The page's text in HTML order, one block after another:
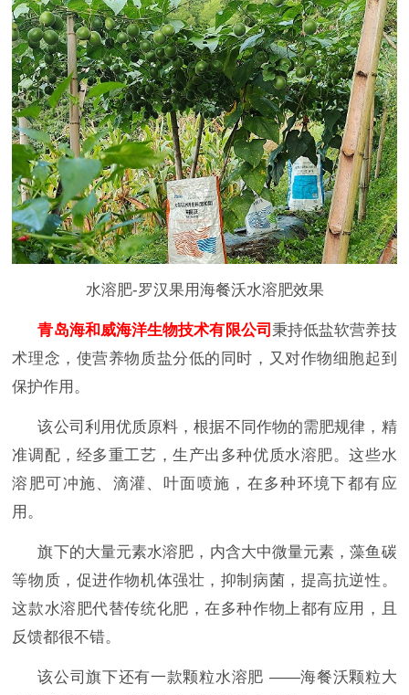
水溶肥-罗汉果用海餐沃水溶肥效果
青岛海和威海洋生物技术有限公司 秉持低盐软营养技
术理念，使营养物质盐分低的同时，又对作物细胞起到
保护作用 。
该公司利用优质原料，根据不同作物的需肥规律，精
准调配，经多重工艺，生产出多种优质水溶肥。这些水
溶肥可冲施、滴灌、叶面喷施，在多种环境下都有应
用 。
旗下的大量元素水溶肥 ，内含大中微量元素，藻鱼碳
等物质，促进作物机体强壮，抑制病菌，提高抗逆性。
这款水溶肥代替传统化肥，在多种作物上都有应用，且
反馈都很不错。
该公司旗下还有一款颗粒水溶肥 ——海餐沃颗粒大